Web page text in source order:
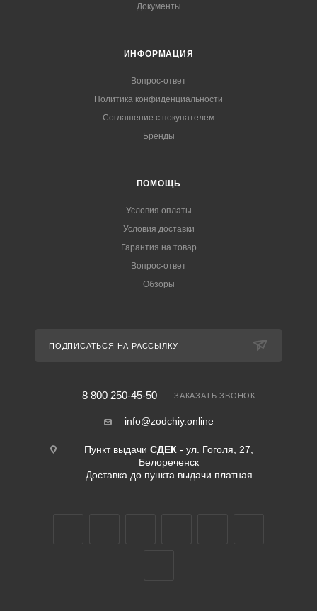
Документы
ИНФОРМАЦИЯ
Вопрос-ответ
Политика конфиденциальности
Соглашение с покупателем
Бренды
ПОМОЩЬ
Условия оплаты
Условия доставки
Гарантия на товар
Вопрос-ответ
Обзоры
ПОДПИСАТЬСЯ НА РАССЫЛКУ
8 800 250-45-50 ЗАКАЗАТЬ ЗВОНОК
info@zodchiy.online
Пункт выдачи СДЕК - ул. Гоголя, 27,
Белореченск
Доставка до пункта выдачи платная